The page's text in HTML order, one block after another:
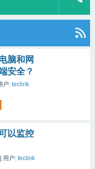
脑和网
安全？
户: teclink
以监控
用户: teclink